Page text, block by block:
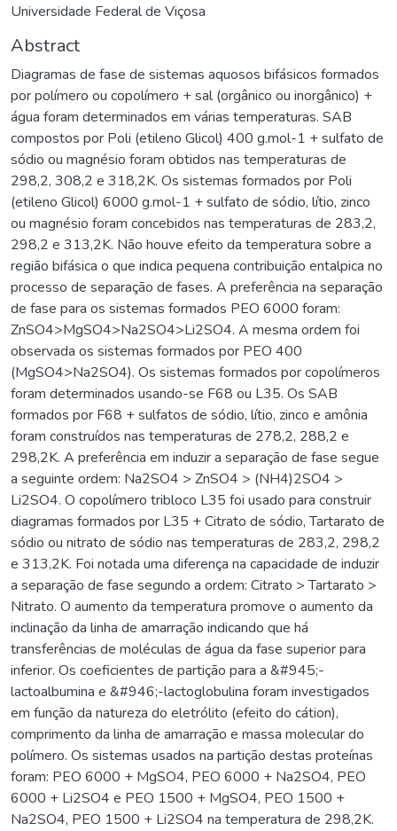
Universidade Federal de Viçosa
Abstract
Diagramas de fase de sistemas aquosos bifásicos formados
por polímero ou copolímero + sal (orgânico ou inorgânico) +
água foram determinados em várias temperaturas. SAB
compostos por Poli (etileno Glicol) 400 g.mol-1 + sulfato de
sódio ou magnésio foram obtidos nas temperaturas de
298,2, 308,2 e 318,2K. Os sistemas formados por Poli
(etileno Glicol) 6000 g.mol-1 + sulfato de sódio, lítio, zinco
ou magnésio foram concebidos nas temperaturas de 283,2,
298,2 e 313,2K. Não houve efeito da temperatura sobre a
região bifásica o que indica pequena contribuição entalpica no
processo de separação de fases. A preferência na separação
de fase para os sistemas formados PEO 6000 foram:
ZnSO4>MgSO4>Na2SO4>Li2SO4. A mesma ordem foi
observada os sistemas formados por PEO 400
(MgSO4>Na2SO4). Os sistemas formados por copolímeros
foram determinados usando-se F68 ou L35. Os SAB
formados por F68 + sulfatos de sódio, lítio, zinco e amônia
foram construídos nas temperaturas de 278,2, 288,2 e
298,2K. A preferência em induzir a separação de fase segue
a seguinte ordem: Na2SO4 > ZnSO4 > (NH4)2SO4 >
Li2SO4. O copolímero tribloco L35 foi usado para construir
diagramas formados por L35 + Citrato de sódio, Tartarato de
sódio ou nitrato de sódio nas temperaturas de 283,2, 298,2
e 313,2K. Foi notada uma diferença na capacidade de induzir
a separação de fase segundo a ordem: Citrato > Tartarato >
Nitrato. O aumento da temperatura promove o aumento da
inclinação da linha de amarração indicando que há
transferências de moléculas de água da fase superior para
inferior. Os coeficientes de partição para a &#945;-
lactoalbumina e &#946;-lactoglobulina foram investigados
em função da natureza do eletrólito (efeito do cátion),
comprimento da linha de amarração e massa molecular do
polímero. Os sistemas usados na partição destas proteínas
foram: PEO 6000 + MgSO4, PEO 6000 + Na2SO4, PEO
6000 + Li2SO4 e PEO 1500 + MgSO4, PEO 1500 +
Na2SO4, PEO 1500 + Li2SO4 na temperatura de 298,2K.